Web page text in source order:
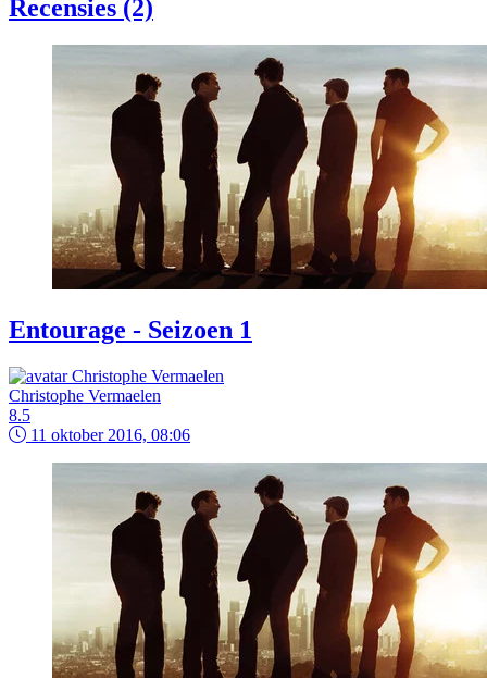
Recensies (2)
Entourage - Seizoen 1
Christophe Vermaelen
8.5
11 oktober 2016, 08:06